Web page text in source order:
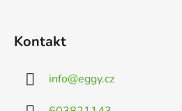
Kontakt
info@eggy.cz